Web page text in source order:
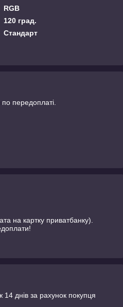
RGB
120 град.
Стандарт
по передоплаті.
на картку приватбанку).
днів за рахунок покупця